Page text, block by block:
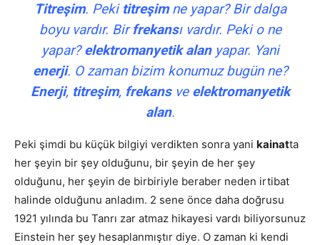
Titreşim. Peki titreşimne yapar? Bir dalga
boyu vardır. Birfrekansı vardır. Peki o ne
yapar?elektromanyetik alanyapar. Yani
enerji. O zaman bizim konumuz bugün ne?
Enerji, titreşim, frekansve elektromanyetik
alan.
Peki şimdi bu küçük bilgiyi verdikten sonra yani kainatta
her şeyin bir şey olduğunu, bir şeyin de her şey
olduğunu, her şeyin de birbiriyle beraber neden irtibat
halinde olduğunu anladım. 2 sene önce daha doğrusu
1921 yılında bu Tanrı zar atmaz hikayesi vardı biliyorsunuz
Einstein her şey hesaplanmıştır diye. O zaman ki kendi